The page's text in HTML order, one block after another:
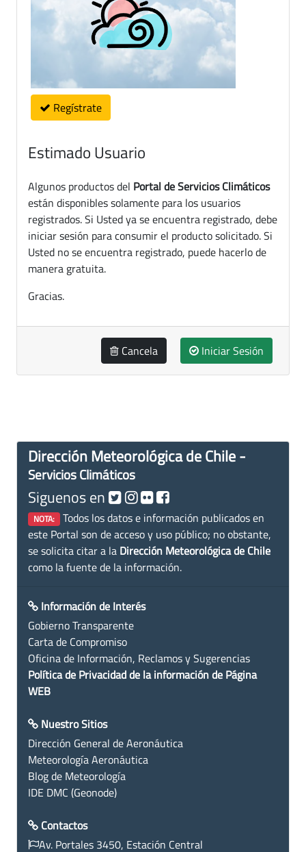
Regístrate
Estimado Usuario
Algunos productos del Portal de Servicios Climáticos
están disponibles solamente para los usuarios
registrados. Si Usted ya se encuentra registrado, debe
iniciar sesión para consumir el producto solicitado. Si
Usted no se encuentra registrado, puede hacerlo de
manera gratuita.
Gracias.
Cancela Iniciar Sesión
Dirección Meteorológica de Chile -
Servicios Climáticos
Siguenos en
NOTA: Todos los datos e información publicados en
este Portal son de acceso y uso público; no obstante,
se solicita citar a la Dirección Meteorológica de Chile
como la fuente de la información.
Información de Interés
Gobierno Transparente
Carta de Compromiso
Oficina de Información, Reclamos y Sugerencias
Política de Privacidad de la información de Página
WEB
Nuestro Sitios
Dirección General de Aeronáutica
Meteorología Aeronáutica
Blog de Meteorología
IDE DMC (Geonode)
Contactos
Av. Portales 3450, Estación Central